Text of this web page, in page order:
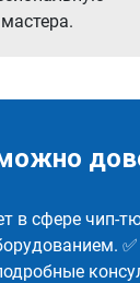
в сфере чип-